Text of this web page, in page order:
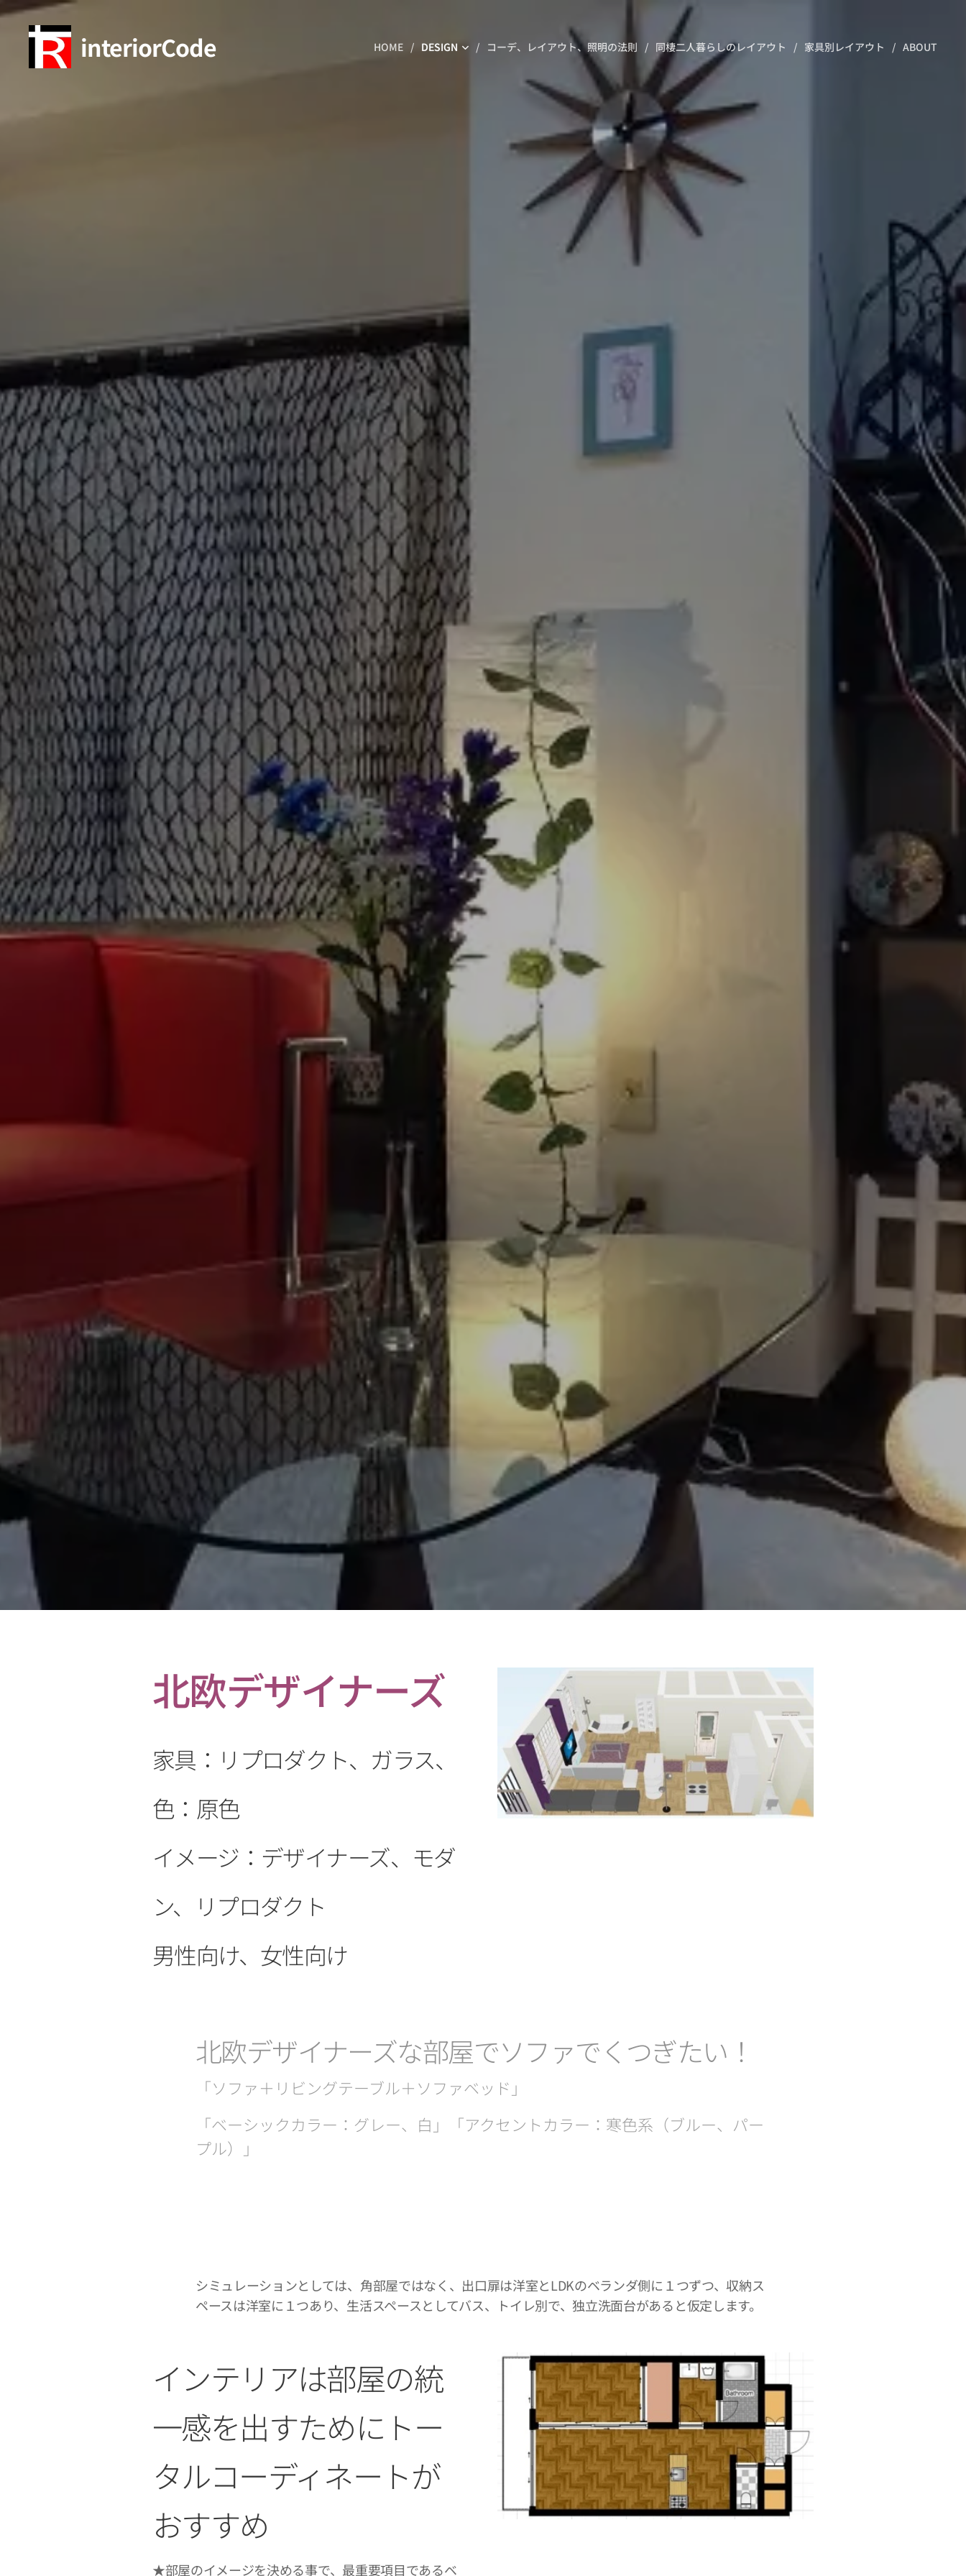
interiorCode HOME DESIGN コーデ、レイアウト、照明の法則 同棲二人暮らしのレイアウト 家具別レイアウト ABOUT
北欧デザイナーズ
家具：リプロダクト、ガラス、
色：原色
イメージ：デザイナーズ、モダ
ン、リプロダクト
男性向け、女性向け
北欧デザイナーズな部屋でソファでくつぎたい！
「ソファ＋リビングテーブル＋ソファベッド」
「ベーシックカラー：グレー、白」「アクセントカラー：寒色系（ブルー、パー
プル）」
シミュレーションとしては、角部屋ではなく、出口扉は洋室とLDKのベランダ側に１つずつ、収納ス
ペースは洋室に１つあり、生活スペースとしてバス、トイレ別で、独立洗面台があると仮定します。
インテリアは部屋の統
一感を出すためにトー
タルコーディネートが
おすすめ
★部屋のイメージを決める事で、最重要項目であるベ